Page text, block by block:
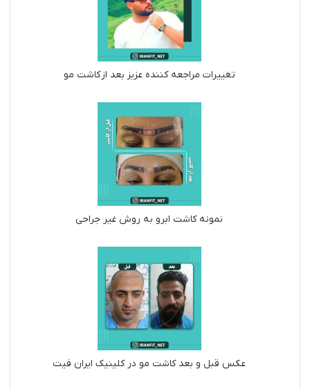
تغییرات مراجعه کننده عزیز بعد از کاشت مو
نمونه کاشت ابرو به روش غیر جراحی
عکس قبل و بعد کاشت مو در کلینیک ایران فیت